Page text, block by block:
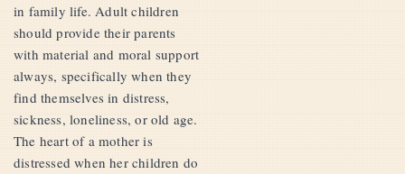
in family life. Adult children
should provide their parents
with material and moral support
always, specifically when they
find themselves in distress,
sickness, loneliness, or old age.
The heart of a mother is
distressed when her children do